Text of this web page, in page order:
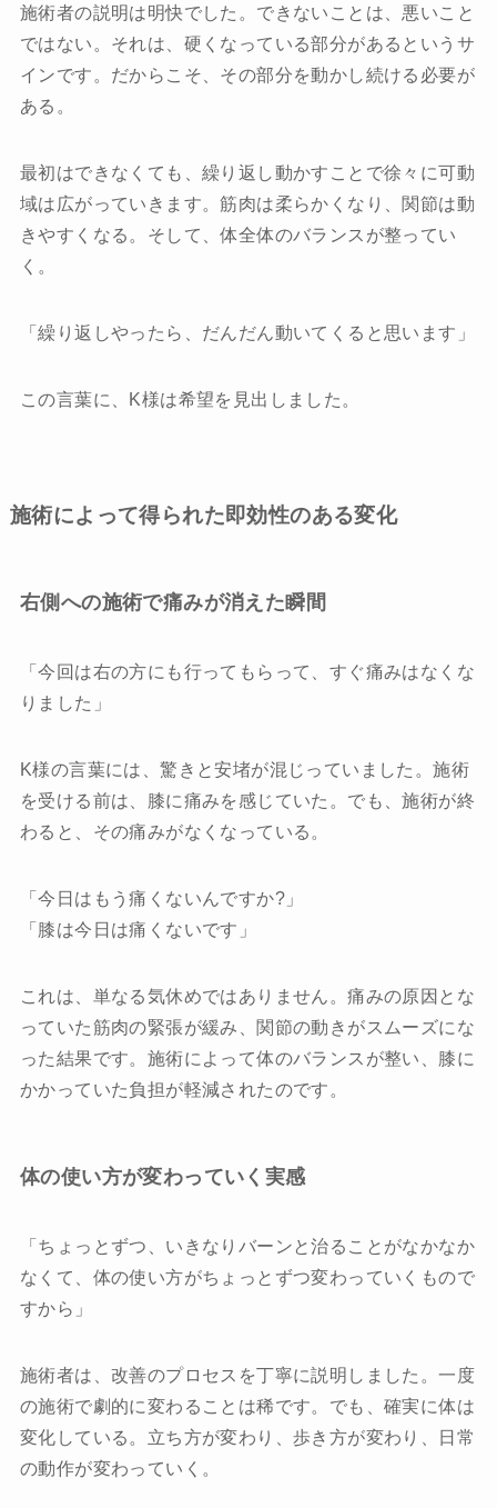
施術者の説明は明快でした。できないことは、悪いこと
ではない。それは、硬くなっている部分があるというサ
インです。だからこそ、その部分を動かし続ける必要が
ある。
最初はできなくても、繰り返し動かすことで徐々に可動
域は広がっていきます。筋肉は柔らかくなり、関節は動
きやすくなる。そして、体全体のバランスが整ってい
く。
「繰り返しやったら、だんだん動いてくると思います」
この言葉に、K様は希望を見出しました。
施術によって得られた即効性のある変化
右側への施術で痛みが消えた瞬間
「今回は右の方にも行ってもらって、すぐ痛みはなくな
りました」
K様の言葉には、驚きと安堵が混じっていました。施術
を受ける前は、膝に痛みを感じていた。でも、施術が終
わると、その痛みがなくなっている。
「今日はもう痛くないんですか?」
「膝は今日は痛くないです」
これは、単なる気休めではありません。痛みの原因とな
っていた筋肉の緊張が緩み、関節の動きがスムーズにな
った結果です。施術によって体のバランスが整い、膝に
かかっていた負担が軽減されたのです。
体の使い方が変わっていく実感
「ちょっとずつ、いきなりバーンと治ることがなかなか
なくて、体の使い方がちょっとずつ変わっていくもので
すから」
施術者は、改善のプロセスを丁寧に説明しました。一度
の施術で劇的に変わることは稀です。でも、確実に体は
変化している。立ち方が変わり、歩き方が変わり、日常
の動作が変わっていく。